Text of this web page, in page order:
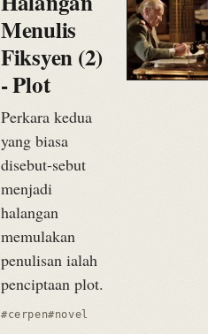
Menulis
Fiksyen (2)
- Plot
Perkara kedua
yang biasa
disebut-sebut
menjadi
halangan
memulakan
penulisan ialah
penciptaan plot.
#cerpen#novel